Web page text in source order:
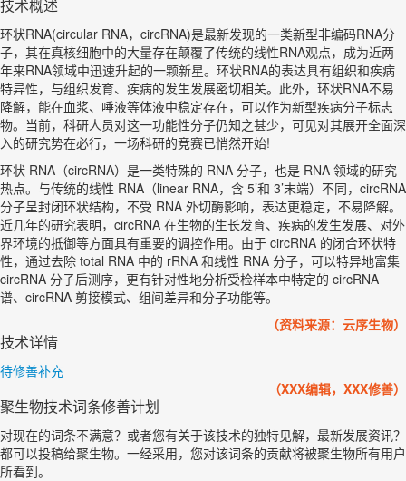
技术概述
环状RNA(circular RNA，circRNA)是最新发现的一类新型非编码RNA分
子，其在真核细胞中的大量存在颠覆了传统的线性RNA观点，成为近两
年来RNA领域中迅速升起的一颗新星。环状RNA的表达具有组织和疾病
特异性，与组织发育、疾病的发生发展密切相关。此外，环状RNA不易
降解，能在血浆、唾液等体液中稳定存在，可以作为新型疾病分子标志
物。当前，科研人员对这一功能性分子仍知之甚少，可见对其展开全面深
入的研究势在必行，一场科研的竞赛已悄然开始!
环状 RNA（circRNA）是一类特殊的 RNA 分子，也是 RNA 领域的研究
热点。与传统的线性 RNA（linear RNA，含 5’和 3’末端）不同，circRNA
分子呈封闭环状结构，不受 RNA 外切酶影响，表达更稳定，不易降解。
近几年的研究表明，circRNA 在生物的生长发育、疾病的发生发展、对外
界环境的抵御等方面具有重要的调控作用。由于 circRNA 的闭合环状特
性，通过去除 total RNA 中的 rRNA 和线性 RNA 分子，可以特异地富集
circRNA 分子后测序，更有针对性地分析受检样本中特定的 circRNA
谱、circRNA 剪接模式、组间差异和分子功能等。
（资料来源：云序生物）
技术详情
待修善补充
（XXX编辑，XXX修善）
聚生物技术词条修善计划
对现在的词条不满意？或者您有关于该技术的独特见解，最新发展资讯？
都可以投稿给聚生物。一经采用，您对该词条的贡献将被聚生物所有用户
所看到。